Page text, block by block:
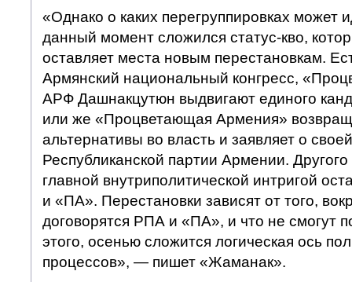
«Однако о каких перегруппировках может
данный момент сложился статус-кво,
оставляет места новым перестановкам.
Армянский национальный конгресс,
АРФ Дашнакцутюн выдвигают единого
или же «Процветающая Армения»
альтернативы во власть и заявляет о
Республиканской партии Армении. Другого
главной внутриполитической интригой
и «ПА». Перестановки зависят от того,
договорятся РПА и «ПА», и что не смогут
этого, осенью сложится логическая ось
процессов», — пишет «Жаманак».